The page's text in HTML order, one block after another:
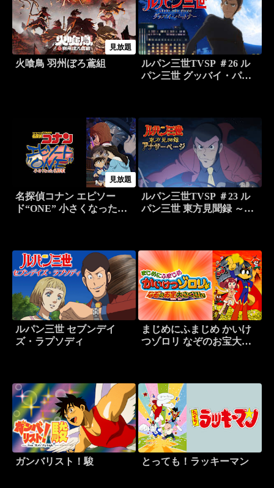
見放題
火喰鳥 羽州ぼろ鳶組
ルパン三世TVSP ＃26 ル
パン三世 グッバイ・パー
見放題
名探偵コナン エピソー
ド“ONE” 小さくなった名
ルパン三世TVSP ＃23 ル
パン三世 東方見聞録 ～ア
ルパン三世 セブンデイ
ズ・ラプソディ
まじめにふまじめ かいけ
つゾロリ なぞのお宝大さ
ガンバリスト！駿 とっても！ラッキーマン